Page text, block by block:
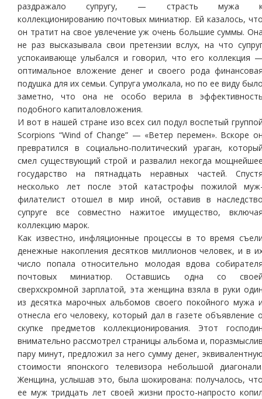
раздражало супругу, — страсть мужа
коллекционированию почтовых миниатюр. Ей казалось,
он тратит на свое увлечение уж очень большие суммы.
не раз высказывала свои претензии вслух, на что
успокаивающе улыбался и говорил, что его коллекция
оптимальное вложение денег и своего рода
подушка для их семьи. Супруга умолкала, но по ее виду
заметно, что она не особо верила в
подобного капиталовложения.
И вот в нашей стране изо всех сил подул воспетый
Scorpions “Wind of Change” — «Ветер перемен». Вскоре
превратился в социально-политический ураган,
смел существующий строй и развалил некогда
государство на пятнадцать неравных частей.
несколько лет после этой катастрофы пожилой
филателист отошел в мир иной, оставив в
супруге все совместно нажитое имущество,
коллекцию марок.
Как известно, инфляционные процессы в то время
денежные накопления десятков миллионов человек, и в
число попала относительно молодая вдова
почтовых миниатюр. Оставшись одна со
сверхскромной зарплатой, эта женщина взяла в руки
из десятка марочных альбомов своего покойного мужа
отнесла его человеку, который дал в газете объявление
скупке предметов коллекционирования. Этот
внимательно рассмотрел страницы альбома и,
пару минут, предложил за него сумму денег,
стоимости японского телевизора небольшой
Женщина, услышав это, была шокирована: получалось,
ее муж тридцать лет своей жизни просто-напросто